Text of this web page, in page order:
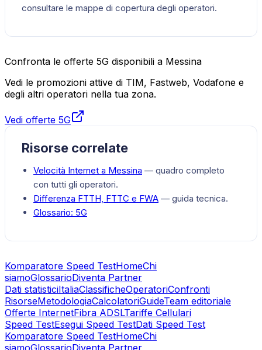
consultare le mappe di copertura degli operatori.
Confronta le offerte 5G disponibili a Messina
Vedi le promozioni attive di TIM, Fastweb, Vodafone e
degli altri operatori nella tua zona.
Vedi offerte 5G
Risorse correlate
Velocità Internet a Messina — quadro completo
con tutti gli operatori.
Differenza FTTH, FTTC e FWA — guida tecnica.
Glossario: 5G
Komparatore Speed TestHomeChi
siamoGlossarioDiventa Partner
Dati statisticiItaliaClassificheOperatoriConfronti
RisorseMetodologiaCalcolatoriGuideTeam editoriale
Offerte InternetFibra ADSLTariffe Cellulari
Speed TestEsegui Speed TestDati Speed Test
Komparatore Speed TestHomeChi
siamoGlossarioDiventa Partner